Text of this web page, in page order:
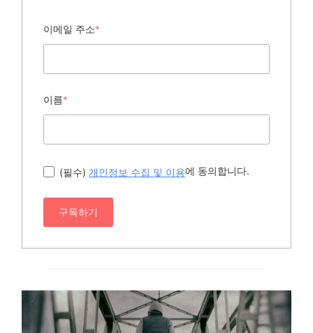
이메일 주소*
이름*
(필수) 개인정보 수집 및 이용에 동의합니다.
구독하기